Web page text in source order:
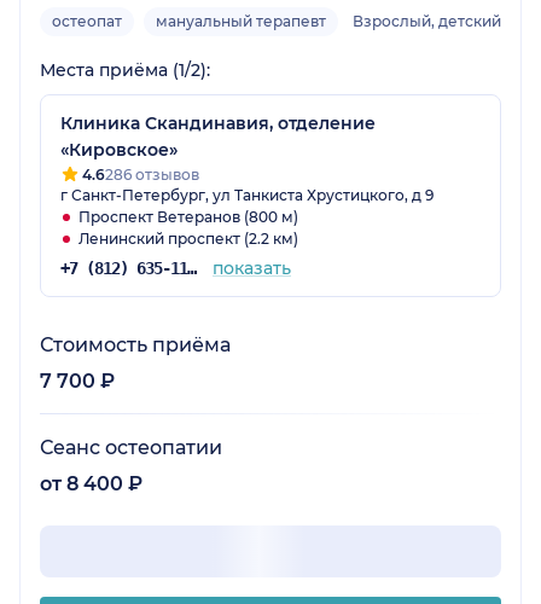
остеопат мануальный терапевт Взрослый, детский
Места приёма (1/2):
Клиника Скандинавия, отделение
«Кировское»
4.6286 отзывов
г Санкт-Петербург, ул Танкиста Хрустицкого, д 9
Проспект Ветеранов (800 м)
Ленинский проспект (2.2 км)
+7 (812) 635-11-79 показать
Стоимость приёма
7 700 ₽
Сеанс остеопатии
от 8 400 ₽